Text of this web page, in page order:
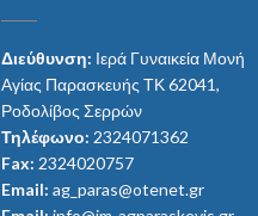
Διεύθυνση: Ιερά Γυναικεία Μονή
Αγίας Παρασκευής ΤΚ 62041,
Ροδολίβος Σερρών
Τηλέφωνο: 2324071362
Fax: 2324020757
Email: ag_paras@otenet.gr